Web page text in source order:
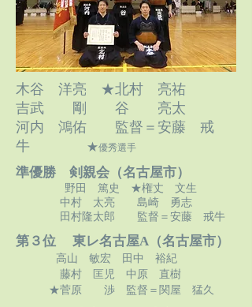
木谷 洋亮 ★北村 亮祐
吉武 剛 谷 亮太
河内 鴻佑
監督＝安藤 戒
牛
★優秀選手
準優勝 剣親会（名古屋市）
野田 篤史 ★権丈 文生
中村 太亮 島崎 勇志
田村隆太郎 監督＝安藤 戒牛
第３位 東レ名古屋A（名古屋市）
高山 敏宏 田中 裕紀
藤村 匡児 中原 直樹
★菅原 渉 監督＝関屋 猛久